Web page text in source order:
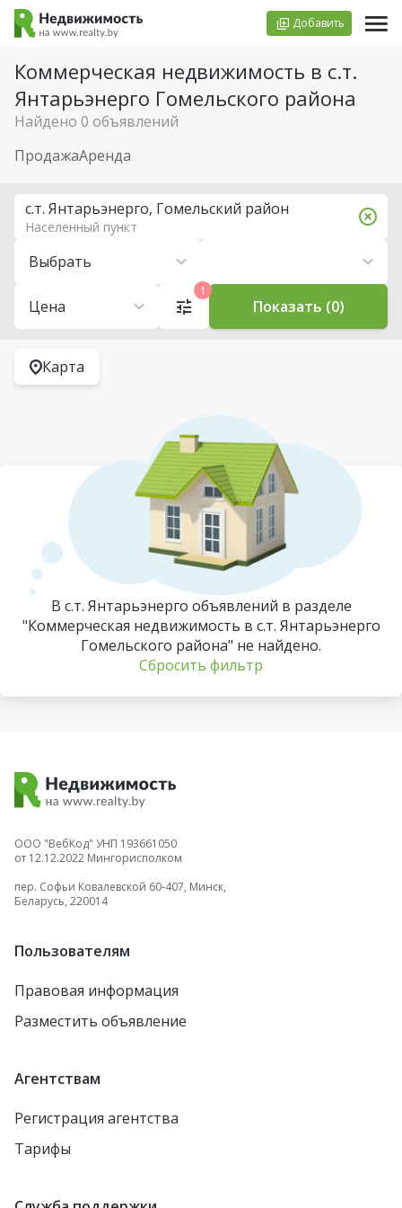
Добавить
Коммерческая недвижимость в с.т.
Янтарьэнерго Гомельского района
Найдено 0 объявлений
ПродажаАренда
Выбрать
Цена
с.т. Янтарьэнерго, Гомельский район
Населенный пункт
1
Показать (0)
Карта
В с.т. Янтарьэнерго объявлений в разделе
"Коммерческая недвижимость в с.т. Янтарьэнерго
Гомельского района" не найдено.
Сбросить фильтр
ООО "ВебКод" УНП 193661050
от 12.12.2022 Мингорисполком
пер. Софьи Ковалевской 60-407, Минск,
Беларусь, 220014
Пользователям
Правовая информация
Разместить объявление
Агентствам
Регистрация агентства
Тарифы